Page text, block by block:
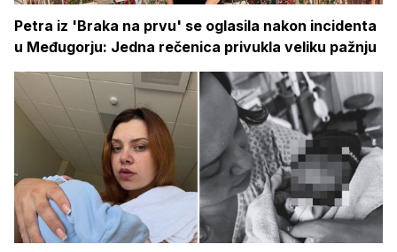
Petra iz 'Braka na prvu' se oglasila nakon incidenta
u Međugorju: Jedna rečenica privukla veliku pažnju